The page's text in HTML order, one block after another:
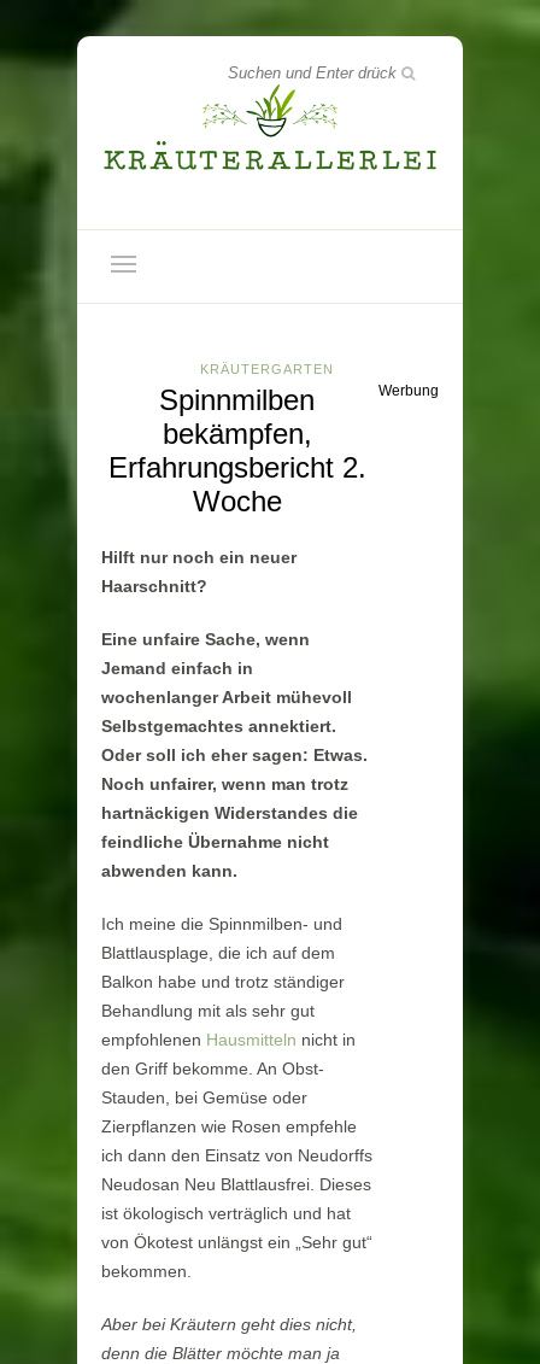
KRÄUTERGARTEN
Spinnmilben
bekämpfen,
Erfahrungsbericht 2.
Woche
Werbung
Hilft nur noch ein neuer
Haarschnitt?
Eine unfaire Sache, wenn
Jemand einfach in
wochenlanger Arbeit mühevoll
Selbstgemachtes annektiert.
Oder soll ich eher sagen: Etwas.
Noch unfairer, wenn man trotz
hartnäckigen Widerstandes die
feindliche Übernahme nicht
abwenden kann.
Ich meine die Spinnmilben- und
Blattlausplage, die ich auf dem
Balkon habe und trotz ständiger
Behandlung mit als sehr gut
empfohlenen Hausmitteln nicht in
den Griff bekomme. An Obst-
Stauden, bei Gemüse oder
Zierpflanzen wie Rosen empfehle
ich dann den Einsatz von Neudorffs
Neudosan Neu Blattlausfrei. Dieses
ist ökologisch verträglich und hat
von Ökotest unlängst ein „Sehr gut“
bekommen.
Aber bei Kräutern geht dies nicht,
denn die Blätter möchte man ja